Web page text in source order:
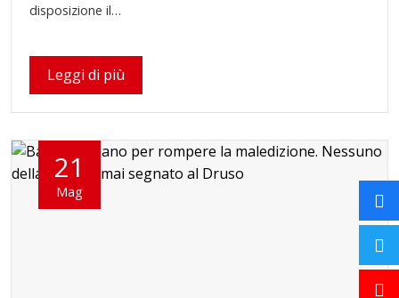
disposizione il…
Leggi di più
21
Mag